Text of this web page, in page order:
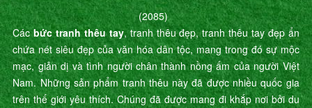
(2085)
Cácbức tranh thêu tay, tranh thêu đẹp, tranh thêu tay đẹp ẩn
chứa nét siêu đẹp của văn hóa dân tộc, mang trong đó sự mộc
mạc, giản dị và tình người chân thành nồng ấm của người Việt
Nam. Những sản phẩm tranh thêu này đã được nhiều quốc gia
trên thế giới yêu thích. Chúng đã được mang đi khắp nơi bởi du